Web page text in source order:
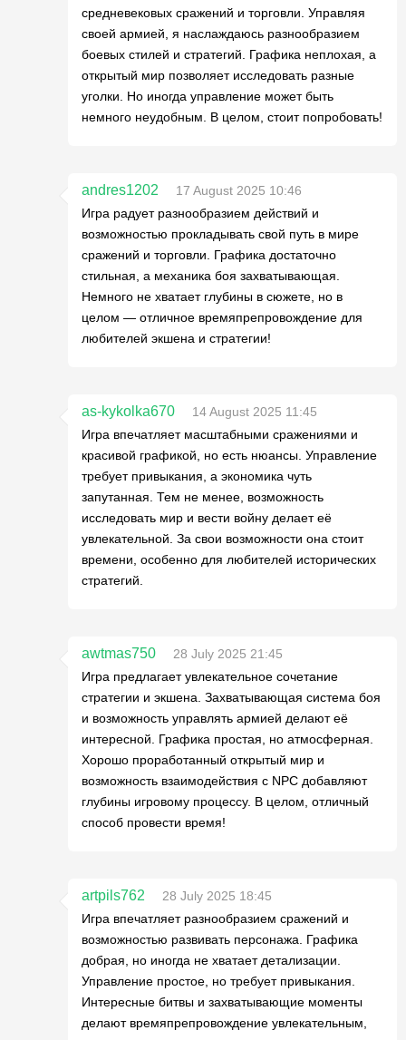
средневековых сражений и торговли. Управляя
своей армией, я наслаждаюсь разнообразием
боевых стилей и стратегий. Графика неплохая, а
открытый мир позволяет исследовать разные
уголки. Но иногда управление может быть
немного неудобным. В целом, стоит попробовать!
andres1202
17 August 2025 10:46
Игра радует разнообразием действий и
возможностью прокладывать свой путь в мире
сражений и торговли. Графика достаточно
стильная, а механика боя захватывающая.
Немного не хватает глубины в сюжете, но в
целом — отличное времяпрепровождение для
любителей экшена и стратегии!
as-kykolka670
14 August 2025 11:45
Игра впечатляет масштабными сражениями и
красивой графикой, но есть нюансы. Управление
требует привыкания, а экономика чуть
запутанная. Тем не менее, возможность
исследовать мир и вести войну делает её
увлекательной. За свои возможности она стоит
времени, особенно для любителей исторических
стратегий.
awtmas750
28 July 2025 21:45
Игра предлагает увлекательное сочетание
стратегии и экшена. Захватывающая система боя
и возможность управлять армией делают её
интересной. Графика простая, но атмосферная.
Хорошо проработанный открытый мир и
возможность взаимодействия с NPC добавляют
глубины игровому процессу. В целом, отличный
способ провести время!
artpils762
28 July 2025 18:45
Игра впечатляет разнообразием сражений и
возможностью развивать персонажа. Графика
добрая, но иногда не хватает детализации.
Управление простое, но требует привыкания.
Интересные битвы и захватывающие моменты
делают времяпрепровождение увлекательным,